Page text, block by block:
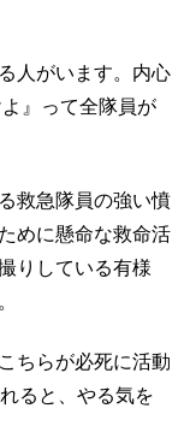
人がいます。内心
』って全隊員が
救急隊員の強い憤
めに懸命な救命活
りしている有様
ちらが必死に活動
ると、やる気を